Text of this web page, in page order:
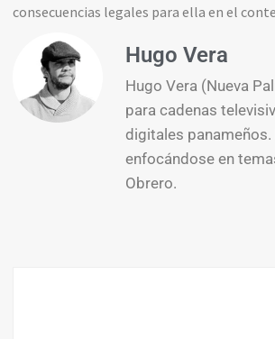
consecuencias legales para ella en el
Hugo Vera
Hugo Vera (Nueva
para cadenas
digitales
enfocándose en
Obrero.